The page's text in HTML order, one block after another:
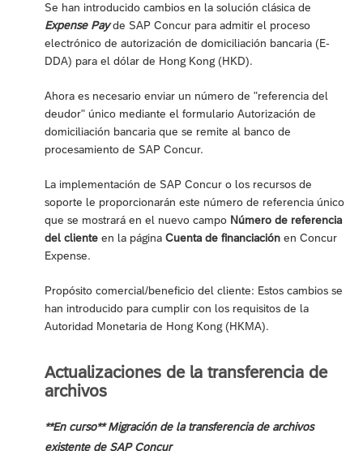
Se han introducido cambios en la solución clásica de
Expense Payde SAP Concur para admitir el proceso
electrónico de autorización de domiciliación bancaria (E-
DDA) para el dólar de Hong Kong (HKD).
Ahora es necesario enviar un número de "referencia del
deudor" único mediante el formulario Autorización de
domiciliación bancaria que se remite al banco de
procesamiento de SAP Concur.
La implementación de SAP Concur o los recursos de
soporte le proporcionarán este número de referencia único
que se mostrará en el nuevo campo Número de referencia
del cliente en la página Cuenta de financiación en Concur
Expense.
Propósito comercial/beneficio del cliente: Estos cambios se
han introducido para cumplir con los requisitos de la
Autoridad Monetaria de Hong Kong (HKMA).
Actualizaciones de la transferencia de
archivos
**En curso** Migración de la transferencia de archivos
existente de SAP Concur